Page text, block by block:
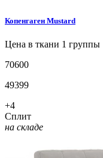
Копенгаген Mustard
Цена в ткани 1 группы
70600
49399
+4
Сплит
на складе